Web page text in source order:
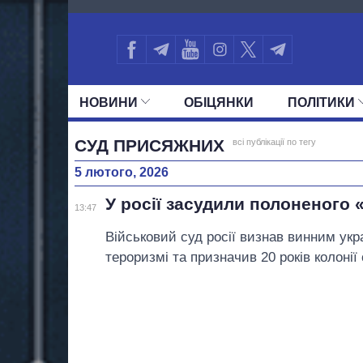
578
НОВИНИ ОБIЦЯНКИ ПОЛIТИКИ
УСІ ПОЛІТИКИ ПРЕЗИДЕНТ І ОФІС
СУД ПРИСЯЖНИХ всі публікації по тегу
5 лютого, 2026
13:47 У росії засудили полоненого
Військовий суд росії визнав винним
тероризмі та призначив 20 років